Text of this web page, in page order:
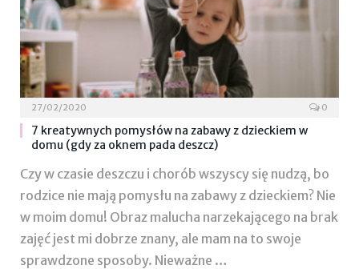
27/02/2020 0
7 kreatywnych pomysłów na zabawy z dzieckiem w
domu (gdy za oknem pada deszcz)
Czy w czasie deszczu i chorób wszyscy się nudzą, bo
rodzice nie mają pomysłu na zabawy z dzieckiem? Nie
w moim domu! Obraz malucha narzekającego na brak
zajęć jest mi dobrze znany, ale mam na to swoje
sprawdzone sposoby. Nieważne …